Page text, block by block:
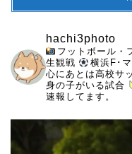
hachi3photo
フットボール・
生観戦
横浜F･
心にあとは高校サ
身の子がいる試合
速報してます。